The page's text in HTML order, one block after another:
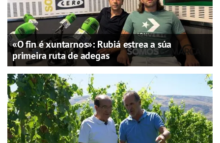
«O fin é xuntarnos»: Rubiá estrea a súa
primeira ruta de adegas